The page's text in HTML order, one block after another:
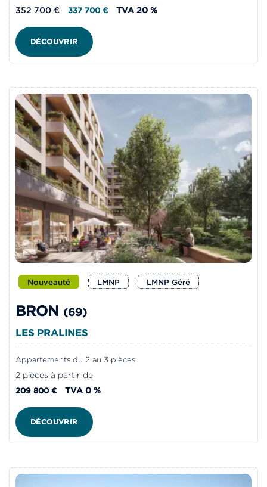
352 700 €
337 700 € TVA 20 %
DÉCOUVRIR
Nouveauté LMNP LMNP Géré
BRON (69)
LES PRALINES
Appartements du 2 au 3 pièces
2 pièces à partir de
209 800 € TVA 0 %
DÉCOUVRIR